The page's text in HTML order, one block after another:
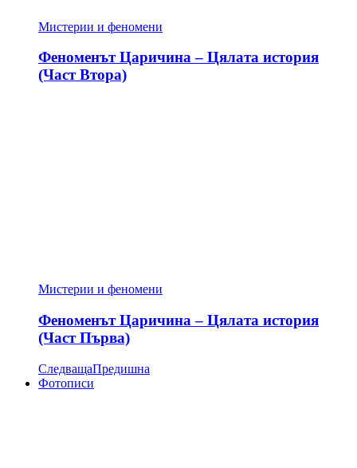
Мистерии и феномени
Феноменът Царичина – Цялата история
(Част Втора)
Мистерии и феномени
Феноменът Царичина – Цялата история
(Част Първа)
СледващаПредишна
Фотописи